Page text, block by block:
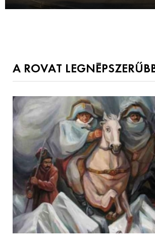
A ROVAT